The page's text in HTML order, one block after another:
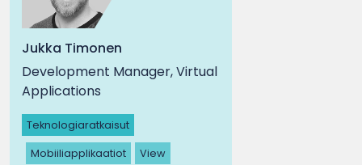
Jukka Timonen
Development Manager, Virtual
Applications
Teknologiaratkaisut
Mobiiliapplikaatiot View